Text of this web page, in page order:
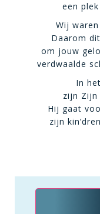
een
Wij
Daarom
om jouw
verdwaalde
In
zijn Zijn
Hij gaat
zijn